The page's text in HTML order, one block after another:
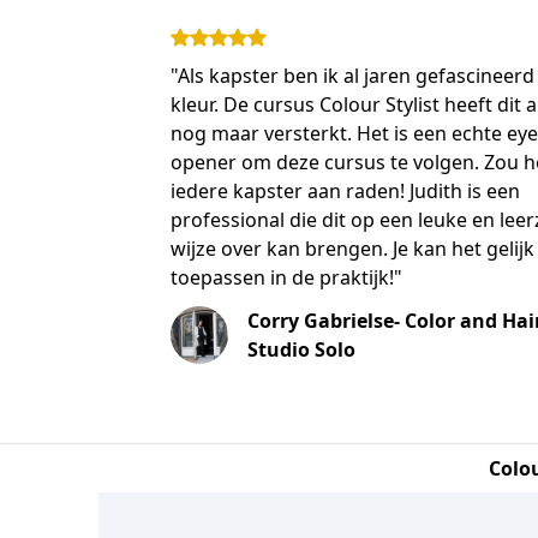
"Als kapster ben ik al jaren
kleur. De cursus Colour Stylist heeft dit
nog maar versterkt. Het is een echte
opener om deze cursus te volgen. Zou
iedere kapster aan raden! Judith is een
professional die dit op een leuke en
wijze over kan brengen. Je kan het gelijk
toepassen in de praktijk!"
Corry Gabrielse- Color and
Studio Solo